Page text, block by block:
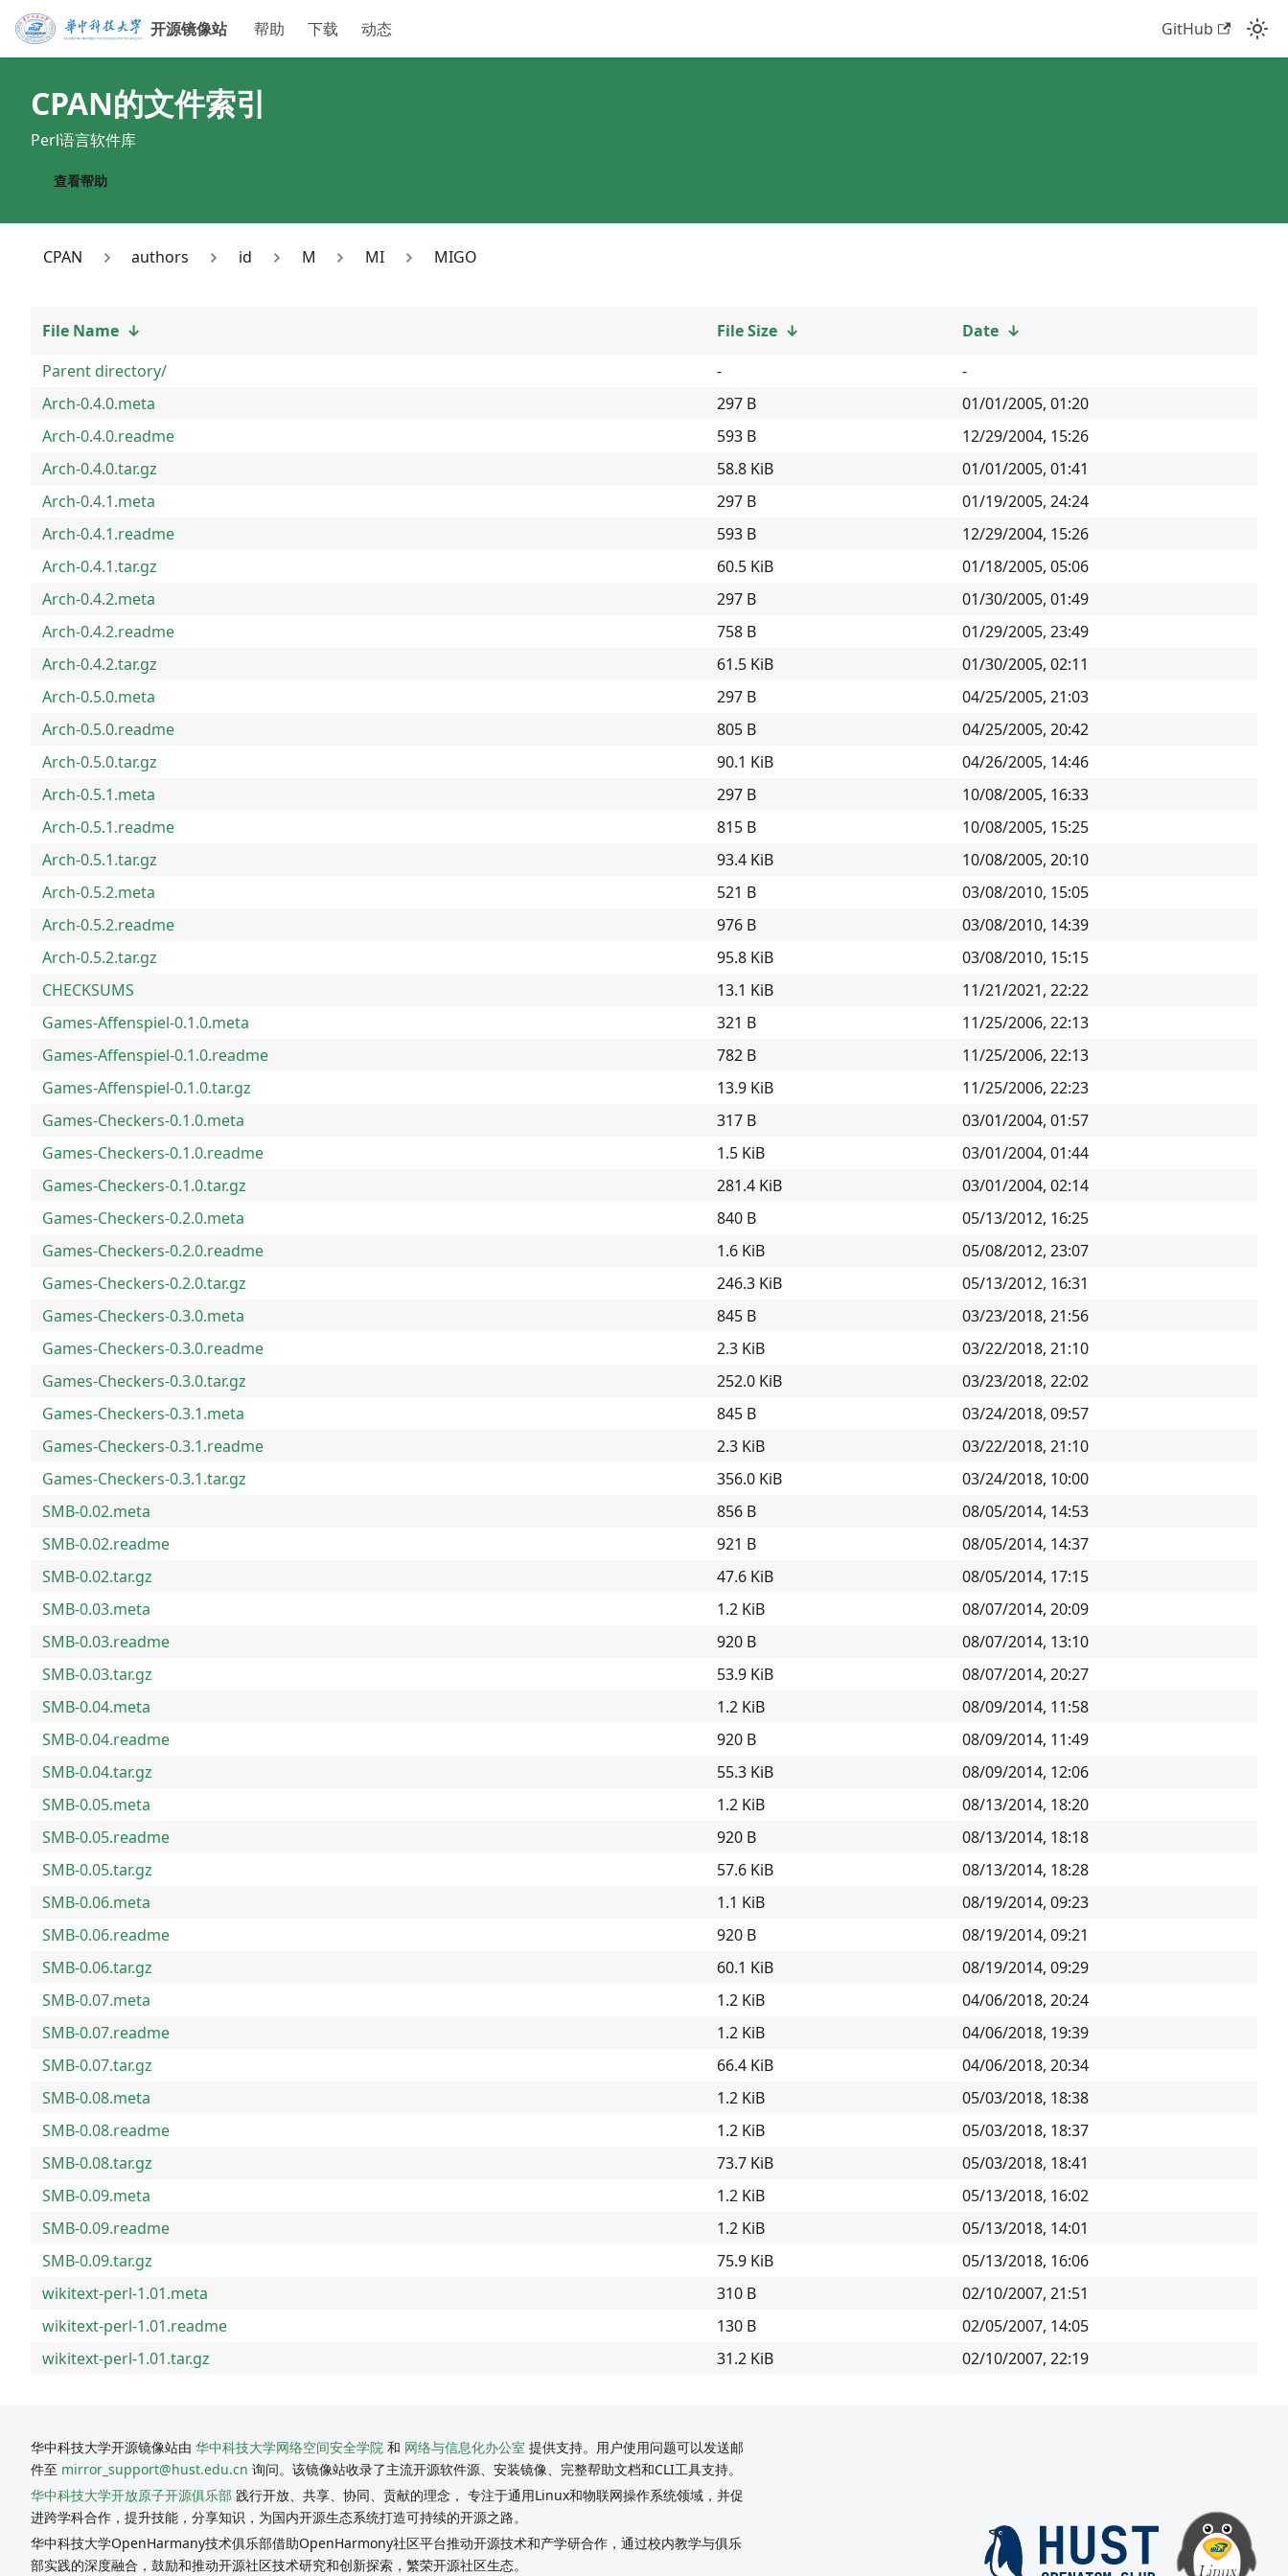
开源镜像站 帮助 下载 动态 GitHub
CPAN的文件索引
Perl语言软件库
查看帮助
CPAN authors id M MI MIGO
File Name ↓ File Size ↓ Date ↓
Parent directory/
-
-
Arch-0.4.0.meta
297 B
01/01/2005, 01:20
Arch-0.4.0.readme
593 B
12/29/2004, 15:26
Arch-0.4.0.tar.gz
58.8 KiB
01/01/2005, 01:41
Arch-0.4.1.meta
297 B
01/19/2005, 24:24
Arch-0.4.1.readme
593 B
12/29/2004, 15:26
Arch-0.4.1.tar.gz
60.5 KiB
01/18/2005, 05:06
Arch-0.4.2.meta
297 B
01/30/2005, 01:49
Arch-0.4.2.readme
758 B
01/29/2005, 23:49
Arch-0.4.2.tar.gz
61.5 KiB
01/30/2005, 02:11
Arch-0.5.0.meta
297 B
04/25/2005, 21:03
Arch-0.5.0.readme
805 B
04/25/2005, 20:42
Arch-0.5.0.tar.gz
90.1 KiB
04/26/2005, 14:46
Arch-0.5.1.meta
297 B
10/08/2005, 16:33
Arch-0.5.1.readme
815 B
10/08/2005, 15:25
Arch-0.5.1.tar.gz
93.4 KiB
10/08/2005, 20:10
Arch-0.5.2.meta
521 B
03/08/2010, 15:05
Arch-0.5.2.readme
976 B
03/08/2010, 14:39
Arch-0.5.2.tar.gz
95.8 KiB
03/08/2010, 15:15
CHECKSUMS
13.1 KiB
11/21/2021, 22:22
Games-Affenspiel-0.1.0.meta
321 B
11/25/2006, 22:13
Games-Affenspiel-0.1.0.readme
782 B
11/25/2006, 22:13
Games-Affenspiel-0.1.0.tar.gz
13.9 KiB
11/25/2006, 22:23
Games-Checkers-0.1.0.meta
317 B
03/01/2004, 01:57
Games-Checkers-0.1.0.readme
1.5 KiB
03/01/2004, 01:44
Games-Checkers-0.1.0.tar.gz
281.4 KiB
03/01/2004, 02:14
Games-Checkers-0.2.0.meta
840 B
05/13/2012, 16:25
Games-Checkers-0.2.0.readme
1.6 KiB
05/08/2012, 23:07
Games-Checkers-0.2.0.tar.gz
246.3 KiB
05/13/2012, 16:31
Games-Checkers-0.3.0.meta
845 B
03/23/2018, 21:56
Games-Checkers-0.3.0.readme
2.3 KiB
03/22/2018, 21:10
Games-Checkers-0.3.0.tar.gz
252.0 KiB
03/23/2018, 22:02
Games-Checkers-0.3.1.meta
845 B
03/24/2018, 09:57
Games-Checkers-0.3.1.readme
2.3 KiB
03/22/2018, 21:10
Games-Checkers-0.3.1.tar.gz
356.0 KiB
03/24/2018, 10:00
SMB-0.02.meta
856 B
08/05/2014, 14:53
SMB-0.02.readme
921 B
08/05/2014, 14:37
SMB-0.02.tar.gz
47.6 KiB
08/05/2014, 17:15
SMB-0.03.meta
1.2 KiB
08/07/2014, 20:09
SMB-0.03.readme
920 B
08/07/2014, 13:10
SMB-0.03.tar.gz
53.9 KiB
08/07/2014, 20:27
SMB-0.04.meta
1.2 KiB
08/09/2014, 11:58
SMB-0.04.readme
920 B
08/09/2014, 11:49
SMB-0.04.tar.gz
55.3 KiB
08/09/2014, 12:06
SMB-0.05.meta
1.2 KiB
08/13/2014, 18:20
SMB-0.05.readme
920 B
08/13/2014, 18:18
SMB-0.05.tar.gz
57.6 KiB
08/13/2014, 18:28
SMB-0.06.meta
1.1 KiB
08/19/2014, 09:23
SMB-0.06.readme
920 B
08/19/2014, 09:21
SMB-0.06.tar.gz
60.1 KiB
08/19/2014, 09:29
SMB-0.07.meta
1.2 KiB
04/06/2018, 20:24
SMB-0.07.readme
1.2 KiB
04/06/2018, 19:39
SMB-0.07.tar.gz
66.4 KiB
04/06/2018, 20:34
SMB-0.08.meta
1.2 KiB
05/03/2018, 18:38
SMB-0.08.readme
1.2 KiB
05/03/2018, 18:37
SMB-0.08.tar.gz
73.7 KiB
05/03/2018, 18:41
SMB-0.09.meta
1.2 KiB
05/13/2018, 16:02
SMB-0.09.readme
1.2 KiB
05/13/2018, 14:01
SMB-0.09.tar.gz
75.9 KiB
05/13/2018, 16:06
wikitext-perl-1.01.meta
310 B
02/10/2007, 21:51
wikitext-perl-1.01.readme
130 B
02/05/2007, 14:05
wikitext-perl-1.01.tar.gz
31.2 KiB 02/10/2007, 22:19
华中科技大学开源镜像站由 华中科技大学网络空间安全学院 和 网络与信息化办公室 提供支持。用户使用问题可以发送邮
件至 mirror_support@hust.edu.cn 询问。该镜像站收录了主流开源软件源、安装镜像、完整帮助文档和CLI工具支持。
华中科技大学开放原子开源俱乐部 践行开放、共享、协同、贡献的理念， 专注于通用Linux和物联网操作系统领域，并促
进跨学科合作，提升技能，分享知识，为国内开源生态系统打造可持续的开源之路。
华中科技大学OpenHarmany技术俱乐部借助OpenHarmony社区平台推动开源技术和产学研合作，通过校内教学与俱乐
部实践的深度融合，鼓励和推动开源社区技术研究和创新探索，繁荣开源社区生态。